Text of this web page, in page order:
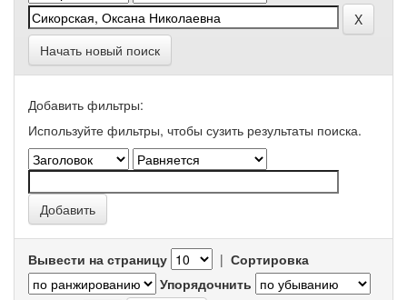
Начать новый поиск
Добавить фильтры:
Используйте фильтры, чтобы сузить результаты поиска.
Вывести на страницу | Сортировка
Упорядочнить